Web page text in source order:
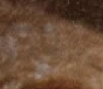
Asia and Pacific
English
Shop
Dutch